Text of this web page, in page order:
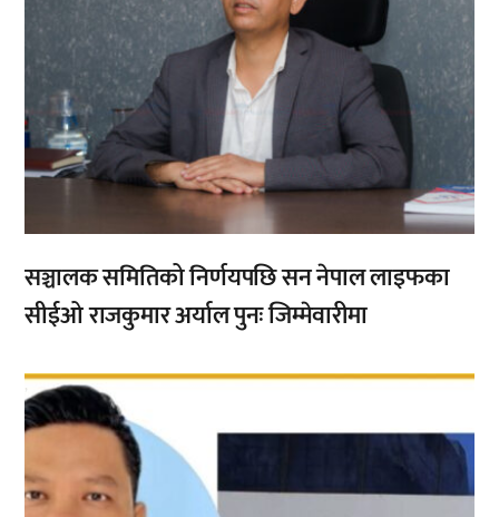
सञ्चालक समितिको निर्णयपछि सन नेपाल लाइफका
सीईओ राजकुमार अर्याल पुनः जिम्मेवारीमा
,